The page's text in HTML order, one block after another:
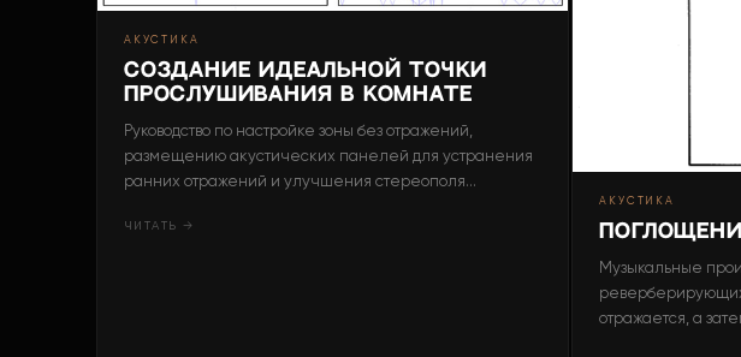
АКУСТИКА
Создание идеальной точки
прослушивания в комнате
Руководство по настройке зоны без отражений,
размещению акустических панелей для устранения
ранних отражений и улучшения стереополя...
ЧИТАТЬ →
АКУСТИКА
Музыкальные
отражается, а